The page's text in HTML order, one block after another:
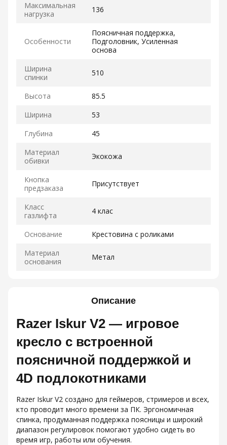
Максимальная
нагрузка
136
Особенности
Поясничная поддержка,
Подголовник, Усиленная
основа
Ширина
спинки
510
Высота
85.5
Ширина
53
Глубина
45
Материал
обивки
Экокожа
Кнопка
предзаказа
Присутствует
Класс
газлифта
4 клас
Основание
Крестовина с роликами
Материал
основания
Метал
Описание
Razer Iskur V2 — игровое
кресло с встроенной
поясничной поддержкой и
4D подлокотниками
Razer Iskur V2 создано для геймеров, стримеров и всех,
кто проводит много времени за ПК. Эргономичная
спинка, продуманная поддержка поясницы и широкий
диапазон регулировок помогают удобно сидеть во
время игр, работы или обучения.